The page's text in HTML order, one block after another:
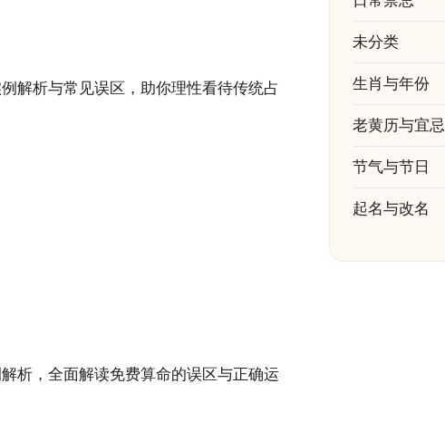
解析与常见误区，助你理性看待传统占
析，全面解读免费算命的误区与正确运
未分类
生肖与年份
老黄历与宜忌
节气与节日
起名与改名